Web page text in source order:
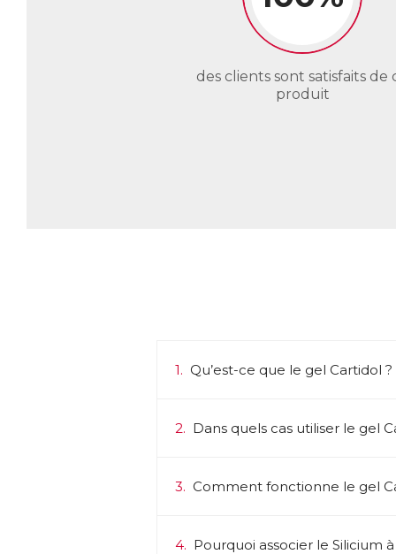
des clients sont satisfaits de
produit
1. Qu’est-ce que le gel Cartidol ?
2. Dans quels cas utiliser le gel
3. Comment fonctionne le gel
4. Pourquoi associer le Silicium